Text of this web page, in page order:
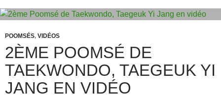
o
o
k
o
n
POOMSÉS, VIDÉOS
2ÈME POOMSÉ DE
TAEKWONDO, TAEGEUK YI
JANG EN VIDÉO